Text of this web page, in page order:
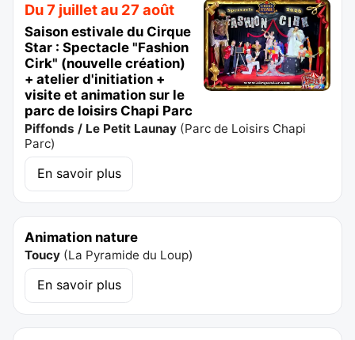
Du 7 juillet au 27 août
Saison estivale du Cirque
Star : Spectacle "Fashion
Cirk" (nouvelle création)
+ atelier d'initiation +
visite et animation sur le
parc de loisirs Chapi Parc
Piffonds / Le Petit Launay (Parc de Loisirs Chapi
Parc)
En savoir plus
Animation nature
Toucy (La Pyramide du Loup)
En savoir plus